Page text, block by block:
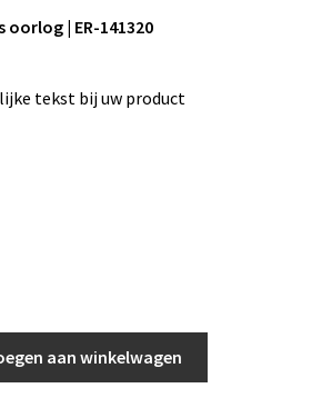
oorlog | ER-141320
tekst bij uw product
aan winkelwagen